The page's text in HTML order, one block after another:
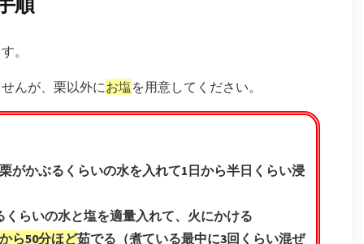
。
んが、栗以外にお塩を用意してください。
がかぶるくらいの水を入れて1日から半日くらい浸
らいの水と塩を適量入れて、火にかける
ら50分ほど茹でる（煮ている最中に3回くらい混ぜ